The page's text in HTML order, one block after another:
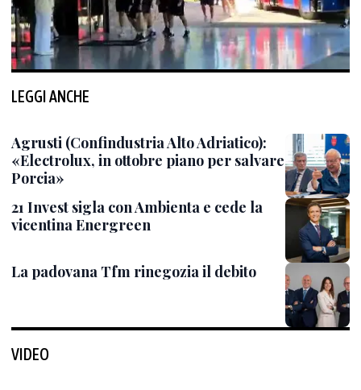
LEGGI ANCHE
Agrusti (Confindustria Alto Adriatico):
«Electrolux, in ottobre piano per salvare
Porcia»
21 Invest sigla con Ambienta e cede la
vicentina Energreen
La padovana Tfm rinegozia il debito
VIDEO